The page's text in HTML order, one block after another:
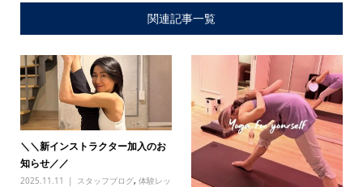
関連記事一覧
＼＼新インストラクター加入のお
知らせ／／
2025.11.11 スタッフブログ, 体験レッ